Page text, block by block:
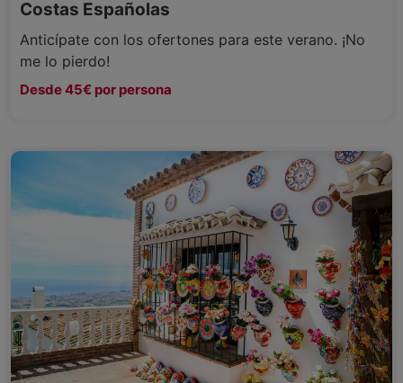
Costas Españolas
Anticípate con los ofertones para este verano. ¡No
me lo pierdo!
Desde 45€ por persona